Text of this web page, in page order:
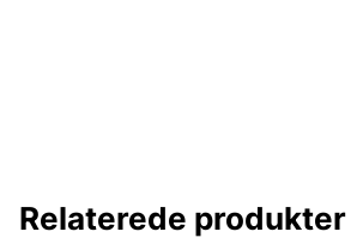
Relaterede produkter